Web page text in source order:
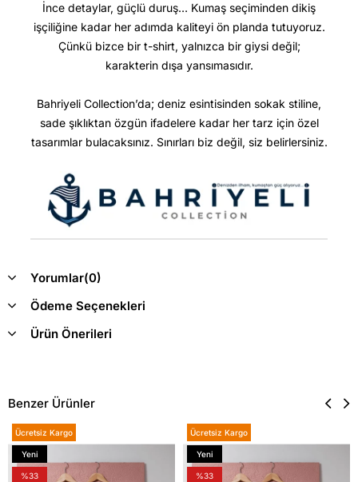
İnce detaylar, güçlü duruş… Kumaş seçiminden dikiş
işçiliğine kadar her adımda kaliteyi ön planda tutuyoruz.
Çünkü bizce bir t-shirt, yalnızca bir giysi değil;
karakterin dışa yansımasıdır.
Bahriyeli Collection’da; deniz esintisinden sokak stiline,
sade şıklıktan özgün ifadelere kadar her tarz için özel
tasarımlar bulacaksınız. Sınırları biz değil, siz belirlersiniz.
Yorumlar(0)
Ödeme Seçenekleri
Ürün Önerileri
Benzer Ürünler
Ücretsiz Kargo
Yeni
Ürün
%33
Ücretsiz Kargo
Yeni
Ürün
%33